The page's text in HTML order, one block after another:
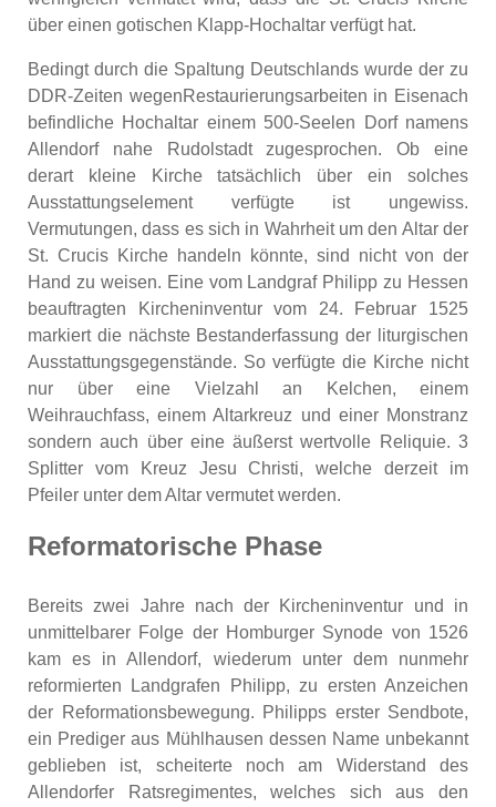
über einen gotischen Klapp-Hochaltar verfügt hat.
Bedingt durch die Spaltung Deutschlands wurde der zu
DDR-Zeiten wegenRestaurierungsarbeiten in Eisenach
befindliche Hochaltar einem 500-Seelen Dorf namens
Allendorf nahe Rudolstadt zugesprochen. Ob eine
derart kleine Kirche tatsächlich über ein solches
Ausstattungselement verfügte ist ungewiss.
Vermutungen, dass es sich in Wahrheit um den Altar der
St. Crucis Kirche handeln könnte, sind nicht von der
Hand zu weisen. Eine vom Landgraf Philipp zu Hessen
beauftragten Kircheninventur vom 24. Februar 1525
markiert die nächste Bestanderfassung der liturgischen
Ausstattungsgegenstände. So verfügte die Kirche nicht
nur über eine Vielzahl an Kelchen, einem
Weihrauchfass, einem Altarkreuz und einer Monstranz
sondern auch über eine äußerst wertvolle Reliquie. 3
Splitter vom Kreuz Jesu Christi, welche derzeit im
Pfeiler unter dem Altar vermutet werden.
Reformatorische Phase
Bereits zwei Jahre nach der Kircheninventur und in
unmittelbarer Folge der Homburger Synode von 1526
kam es in Allendorf, wiederum unter dem nunmehr
reformierten Landgrafen Philipp, zu ersten Anzeichen
der Reformationsbewegung. Philipps erster Sendbote,
ein Prediger aus Mühlhausen dessen Name unbekannt
geblieben ist, scheiterte noch am Widerstand des
Allendorfer Ratsregimentes, welches sich aus den